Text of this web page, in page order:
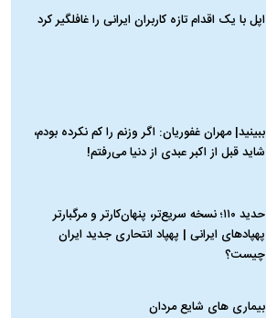
اپل با یک اقدام تازه کاربران ایرانی را غافلگیر کرد
ببینید| مهران غفوریان: اگر وزنم را کم نکرده بودم،
شاید قبل از اکبر عبدی از دنیا می‌رفتم!
حدید ۱۱۰؛ نسخه سریع‌تر، پنهان‌کارتر و مرگبارتر
پهپادهای ایرانی | پهپاد انتحاری جدید ایران
چیست؟
بیماری‌ های شایع مردان